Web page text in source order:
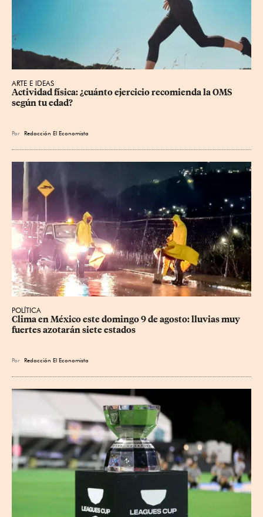
ARTE E IDEAS
Actividad física: ¿cuánto ejercicio recomienda la OMS
según tu edad?
Por Redacción El Economista
POLÍTICA
Clima en México este domingo 9 de agosto: lluvias muy
fuertes azotarán siete estados
Por Redacción El Economista